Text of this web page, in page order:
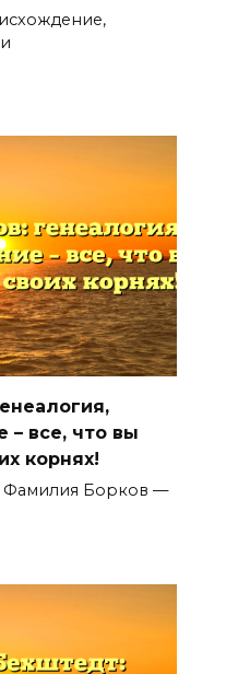
– все, что вы
корнях!
Фамилия Борков —